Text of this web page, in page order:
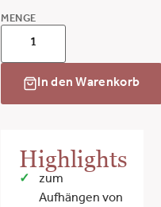
MENGE
In den Warenkorb
Highlights
zum
Aufhängen von